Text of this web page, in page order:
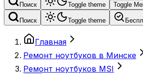
Поиск Toggle theme Toggle
Поиск Toggle theme
Главная
Ремонт ноутбуков в Минске
Ремонт ноутбуков MSI